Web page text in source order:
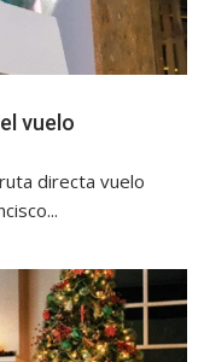
vuelo
directa vuelo